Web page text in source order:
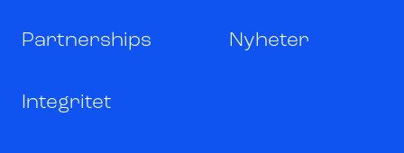
Partnerships Nyheter
Integritet